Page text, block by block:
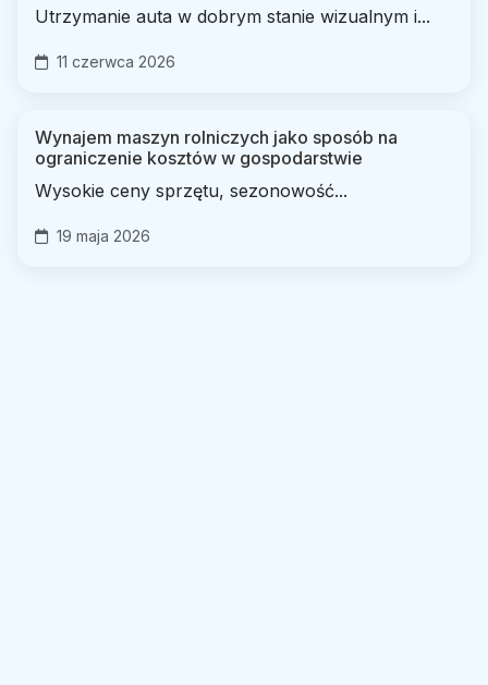
Utrzymanie auta w dobrym stanie wizualnym i...
11 czerwca 2026
Wynajem maszyn rolniczych jako sposób na
ograniczenie kosztów w gospodarstwie
Wysokie ceny sprzętu, sezonowość...
19 maja 2026